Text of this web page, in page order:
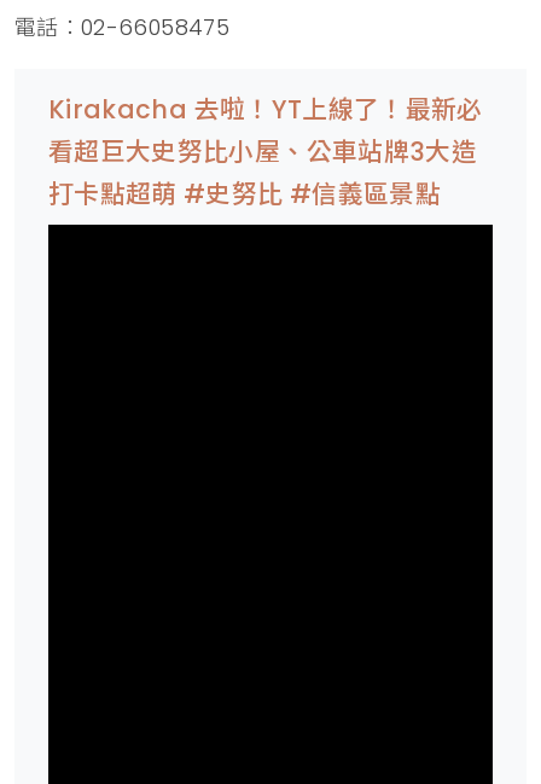
電話：02-66058475
Kirakacha 去啦！YT上線了！最新必
看超巨大史努比小屋、公車站牌3大造
打卡點超萌 #史努比 #信義區景點